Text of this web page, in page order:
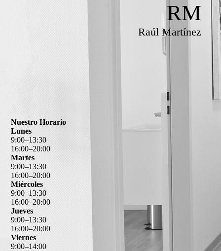
RM
Raúl Martínez
Nuestro Horario
Lunes
9:00–13:30
16:00–20:00
Martes
9:00–13:30
16:00–20:00
Miércoles
9:00–13:30
16:00–20:00
Jueves
9:00–13:30
16:00–20:00
Viernes
9:00–14:00